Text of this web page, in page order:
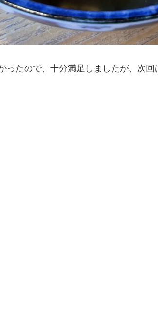
ったので、十分満足しましたが、次